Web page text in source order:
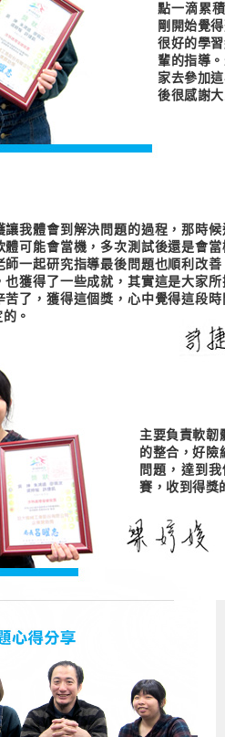
點一滴累
剛開始覺
很好的學
輩的指導
家去參加
後很感謝
讓我體會到解決問題的過程，那時候
體可能會當機，多次測試後還是會當
師一起研究指導最後問題也順利改善
也獲得了一些成就，其實這是大家所
苦了，獲得這個獎，心中覺得這段時
。
主要負責軟韌
的整合，好險
問題，達到
賽，收到得獎